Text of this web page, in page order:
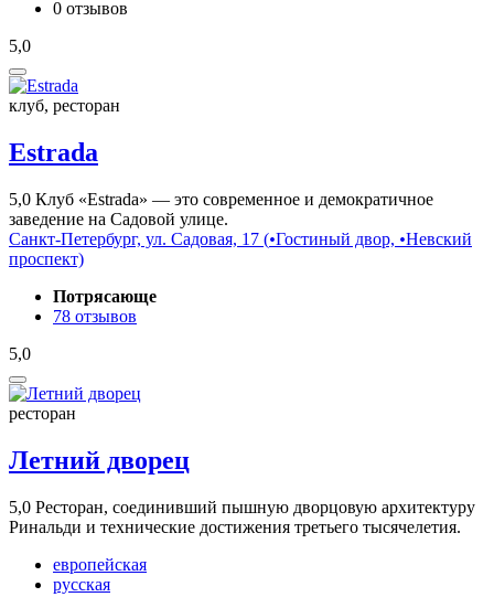
0 отзывов
5,0
клуб, ресторан
Estrada
5,0 Клуб «Estrada» — это современное и демократичное
заведение на Садовой улице.
Санкт-Петербург, ул. Cадовая, 17 (•Гостиный двор, •Невский
проспект)
Потрясающе
78 отзывов
5,0
ресторан
Летний дворец
5,0 Ресторан, соединивший пышную дворцовую архитектуру
Ринальди и технические достижения третьего тысячелетия.
европейская
русская